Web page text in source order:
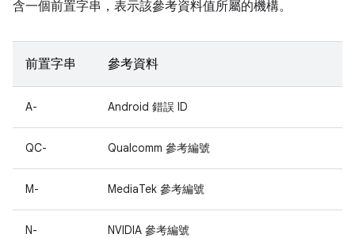
含一個前置字串，表示該參考資料值所屬的機構。
前置字串 參考資料
A- Android 錯誤 ID
QC- Qualcomm 參考編號
M- MediaTek 參考編號
N- NVIDIA 參考編號